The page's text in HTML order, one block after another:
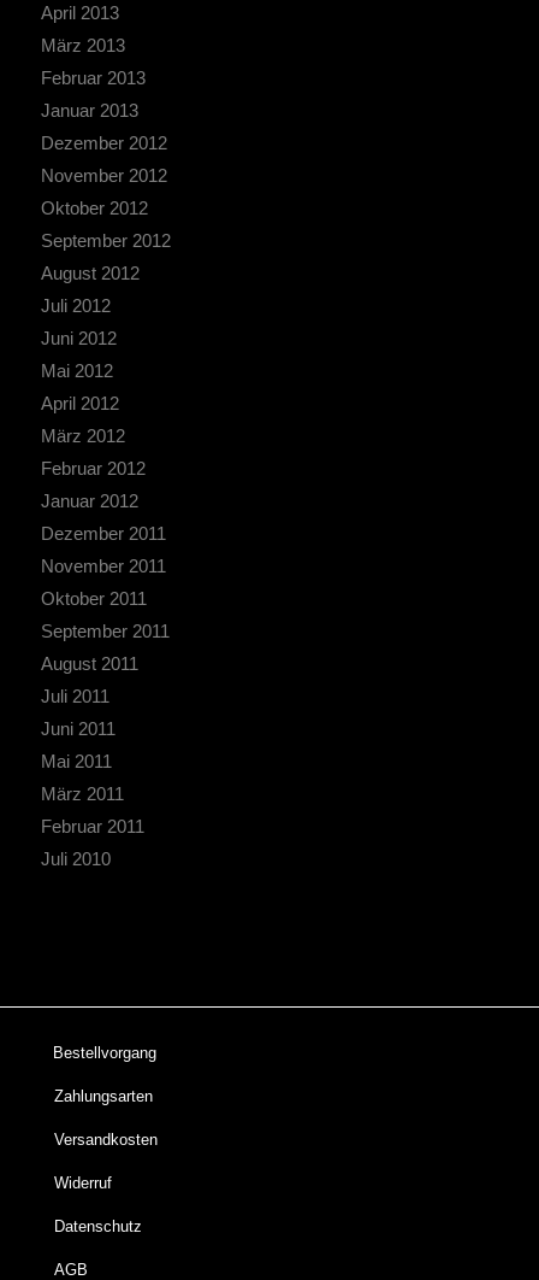
April 2013
März 2013
Februar 2013
Januar 2013
Dezember 2012
November 2012
Oktober 2012
September 2012
August 2012
Juli 2012
Juni 2012
Mai 2012
April 2012
März 2012
Februar 2012
Januar 2012
Dezember 2011
November 2011
Oktober 2011
September 2011
August 2011
Juli 2011
Juni 2011
Mai 2011
März 2011
Februar 2011
Juli 2010
Bestellvorgang
Zahlungsarten
Versandkosten
Widerruf
Datenschutz
AGB